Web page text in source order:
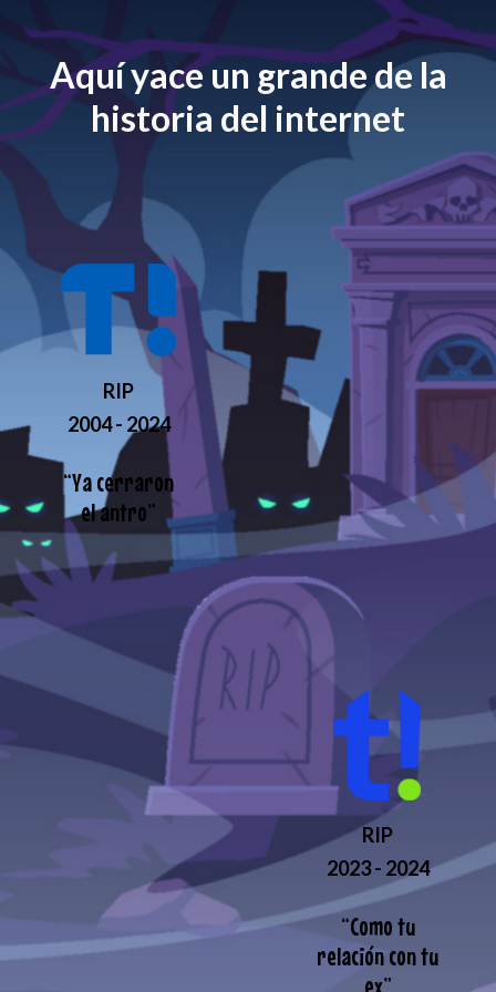
Aquí yace un grande de la
historia del internet
RIP
2004 - 2024
“Ya cerraron
el antro”
RIP
2023 - 2024
“Como tu
relación con tu
ex”